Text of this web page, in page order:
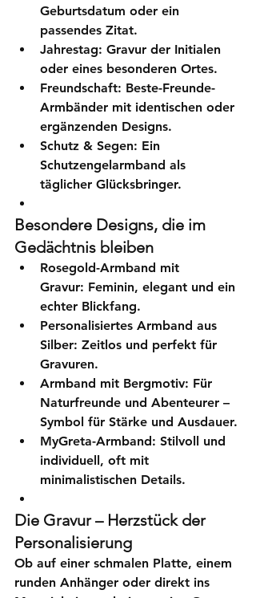
Geburtsdatum oder ein
passendes Zitat.
Jahrestag: Gravur der Initialen
oder eines besonderen Ortes.
Freundschaft: Beste-Freunde-
Armbänder mit identischen oder
ergänzenden Designs.
Schutz & Segen: Ein
Schutzengelarmband als
täglicher Glücksbringer.
Besondere Designs, die im
Gedächtnis bleiben
Rosegold-Armband mit
Gravur: Feminin, elegant und ein
echter Blickfang.
Personalisiertes Armband aus
Silber: Zeitlos und perfekt für
Gravuren.
Armband mit Bergmotiv: Für
Naturfreunde und Abenteurer –
Symbol für Stärke und Ausdauer.
MyGreta-Armband: Stilvoll und
individuell, oft mit
minimalistischen Details.
Die Gravur – Herzstück der
Personalisierung
Ob auf einer schmalen Platte, einem
runden Anhänger oder direkt ins